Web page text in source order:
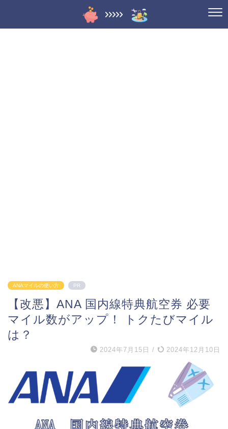
ANAマイルの使い方 PR
【改悪】ANA 国内線特典航空券 必要
マイル数がアップ！ トクたびマイル
は？
2024年7月15日 / 2024年12月10日